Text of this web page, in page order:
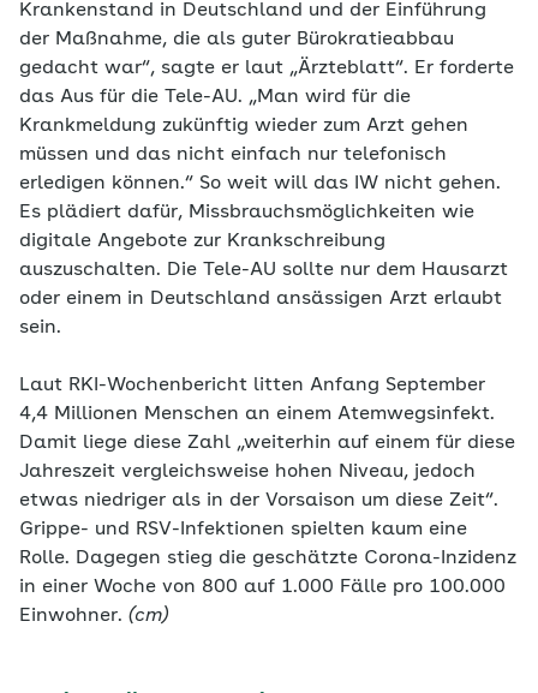
Krankenstand in Deutschland und der Einführung
der Maßnahme, die als guter Bürokratieabbau
gedacht war“, sagte er laut „Ärzteblatt“. Er forderte
das Aus für die Tele-AU. „Man wird für die
Krankmeldung zukünftig wieder zum Arzt gehen
müssen und das nicht einfach nur telefonisch
erledigen können.“ So weit will das IW nicht gehen.
Es plädiert dafür, Missbrauchsmöglichkeiten wie
digitale Angebote zur Krankschreibung
auszuschalten. Die Tele-AU sollte nur dem Hausarzt
oder einem in Deutschland ansässigen Arzt erlaubt
sein.
Laut RKI-Wochenbericht litten Anfang September
4,4 Millionen Menschen an einem Atemwegsinfekt.
Damit liege diese Zahl „weiterhin auf einem für diese
Jahreszeit vergleichsweise hohen Niveau, jedoch
etwas niedriger als in der Vorsaison um diese Zeit“.
Grippe- und RSV-Infektionen spielten kaum eine
Rolle. Dagegen stieg die geschätzte Corona-Inzidenz
in einer Woche von 800 auf 1.000 Fälle pro 100.000
Einwohner. (cm)